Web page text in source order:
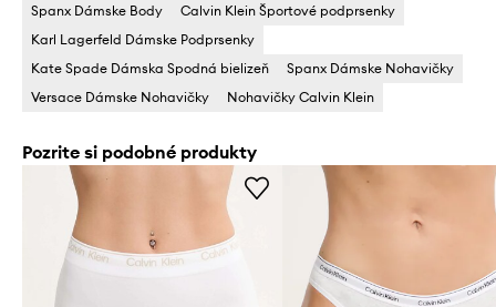
Spanx Dámske Body
Calvin Klein Športové podprsenky
Karl Lagerfeld Dámske Podprsenky
Kate Spade Dámska Spodná bielizeň
Spanx Dámske Nohavičky
Versace Dámske Nohavičky
Nohavičky Calvin Klein
Pozrite si podobné produkty